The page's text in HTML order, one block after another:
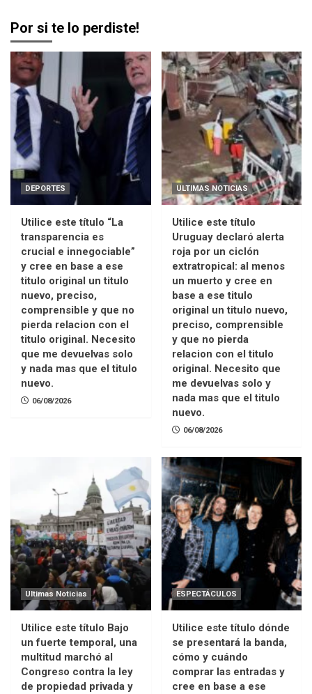
Por si te lo perdiste!
DEPORTES
Utilice este título “La
transparencia es
crucial e innegociable”
y cree en base a ese
titulo original un titulo
nuevo, preciso,
comprensible y que no
pierda relacion con el
titulo original. Necesito
que me devuelvas solo
y nada mas que el titulo
nuevo.
06/08/2026
ULTIMAS NOTICIAS
Utilice este título
Uruguay declaró alerta
roja por un ciclón
extratropical: al menos
un muerto y cree en
base a ese titulo
original un titulo nuevo,
preciso, comprensible
y que no pierda
relacion con el titulo
original. Necesito que
me devuelvas solo y
nada mas que el titulo
nuevo.
06/08/2026
Ultimas Noticias
Utilice este título Bajo
un fuerte temporal, una
multitud marchó al
Congreso contra la ley
de propiedad privada y
ESPECTÁCULOS
Utilice este título dónde
se presentará la banda,
cómo y cuándo
comprar las entradas y
cree en base a ese